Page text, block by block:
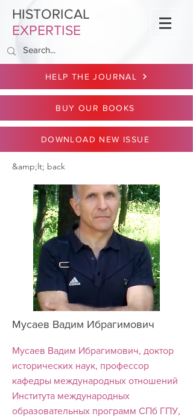
HISTORICAL
EXPERTISE
HELP THE JOURNAL
BUY OUR BOOKS
DOWNLOAD NEW ISSUE
&amp;lt; back
Мусаев Вадим Ибрагимович
Мусаев Вадим Ибрагимович, доктор
исторических наук, профессор
кафедры международных отношений
Института международных
образовательных программ СПб ГПУ,